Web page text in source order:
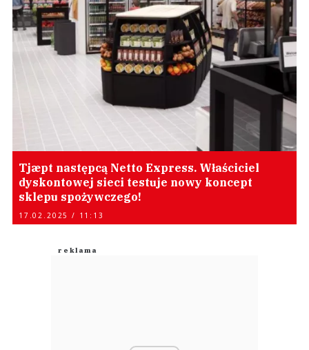
Tjæpt następcą Netto Express. Właściciel
dyskontowej sieci testuje nowy koncept
sklepu spożywczego!
17.02.2025 / 11:13